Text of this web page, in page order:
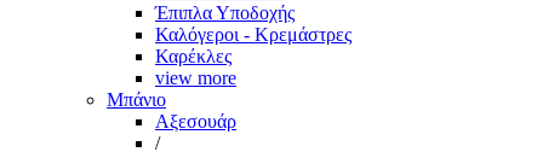
Έπιπλα Υποδοχής
Καλόγεροι - Κρεμάστρες
Καρέκλες
view more
Μπάνιο
Αξεσουάρ
/